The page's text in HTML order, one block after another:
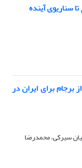
سناریوی آینده
برجام برای ایران در
سیرکی، محمدرضا